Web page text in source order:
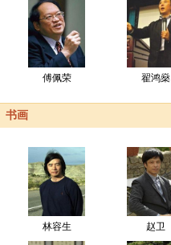
傅佩荣 翟鸿燊
书画
林容生 赵卫